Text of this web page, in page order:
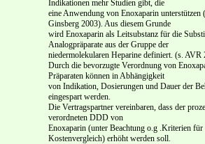
Indikationen mehr Studien gibt, die
eine Anwendung von Enoxaparin unterstützen
Ginsberg 2003). Aus diesem Grunde
wird Enoxaparin als Leitsubstanz für die
Analogpräparate aus der Gruppe der
niedermolekularen Heparine definiert. (s. AVR
Durch die bevorzugte Verordnung von
Präparaten können in Abhängigkeit
von Indikation, Dosierungen und Dauer der
eingespart werden.
Die Vertragspartner vereinbaren, dass der
verordneten DDD von
Enoxaparin (unter Beachtung o.g .Kriterien für
Kostenvergleich) erhöht werden soll.